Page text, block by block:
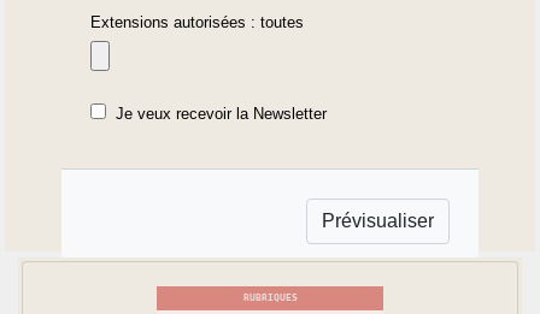
Extensions autorisées : toutes
Je veux recevoir la Newsletter
RUBRIQUES